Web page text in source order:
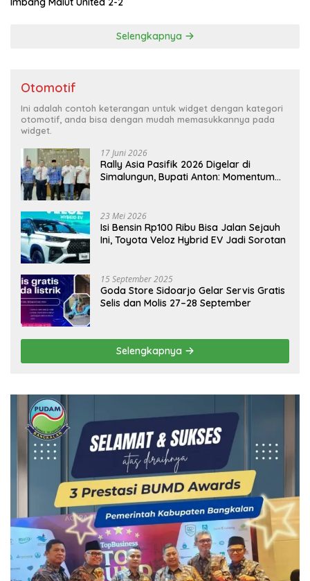
Selengkapnya
Otomotif
Ini adalah contoh keterangan untuk widget dengan kategori
otomotif, anda bisa dengan mudah memasukkannya pada
widget.
17 Juni 2026
Rally Asia Pasifik 2026 Digelar di
Simalungun, Bupati Anton: Momentum
23 Mei 2026
Isi Bensin Rp100 Ribu Bisa Jalan Sejauh
Ini, Toyota Veloz Hybrid EV Jadi Sorotan
15 September 2025
Goda Store Sidoarjo Gelar Servis Gratis
Selis dan Molis 27–28 September
Selengkapnya